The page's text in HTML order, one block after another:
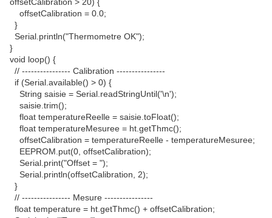
offsetCalibration = 0.0;
}
Serial.println("Thermometre OK");
}
void loop() {
// ---------------- Calibration ----------------
if (Serial.available() > 0) {
String saisie = Serial.readStringUntil('\n');
saisie.trim();
float temperatureReelle = saisie.toFloat();
float temperatureMesuree = ht.getThmc();
offsetCalibration = temperatureReelle - temperatureMesuree;
EEPROM.put(0, offsetCalibration);
Serial.print("Offset = ");
Serial.println(offsetCalibration, 2);
}
// ---------------- Mesure ----------------
float temperature = ht.getThmc() + offsetCalibration;